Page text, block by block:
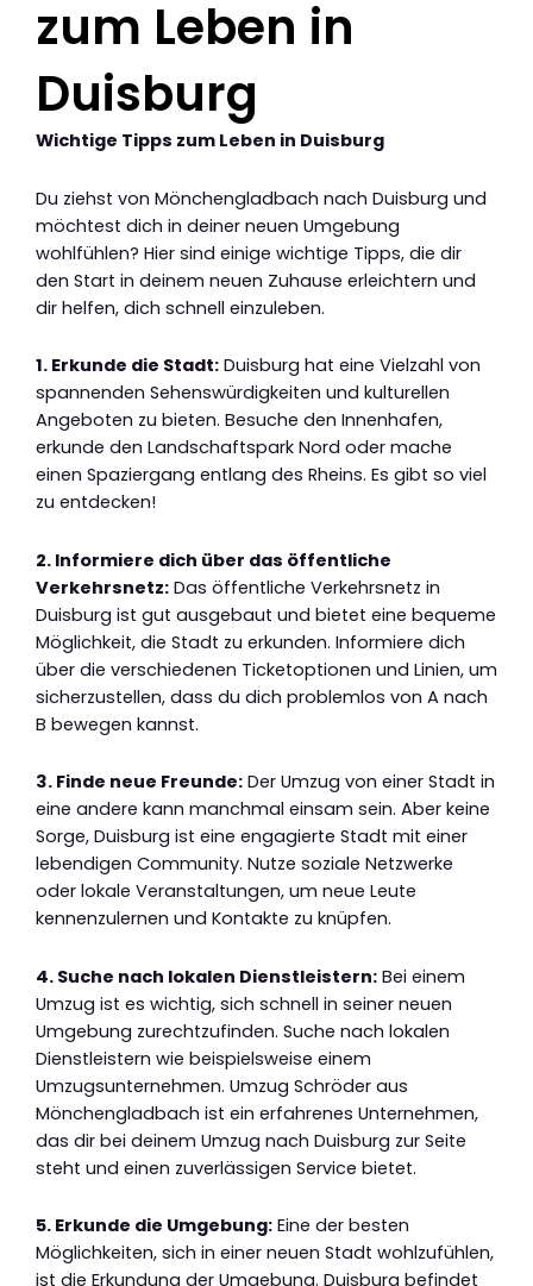
zum Leben in
Duisburg
Wichtige Tipps zum Leben in Duisburg
Du ziehst von Mönchengladbach nach Duisburg und
möchtest dich in deiner neuen Umgebung
wohlfühlen? Hier sind einige wichtige Tipps, die dir
den Start in deinem neuen Zuhause erleichtern und
dir helfen, dich schnell einzuleben.
1. Erkunde die Stadt: Duisburg hat eine Vielzahl von
spannenden Sehenswürdigkeiten und kulturellen
Angeboten zu bieten. Besuche den Innenhafen,
erkunde den Landschaftspark Nord oder mache
einen Spaziergang entlang des Rheins. Es gibt so viel
zu entdecken!
2. Informiere dich über das öffentliche
Verkehrsnetz: Das öffentliche Verkehrsnetz in
Duisburg ist gut ausgebaut und bietet eine bequeme
Möglichkeit, die Stadt zu erkunden. Informiere dich
über die verschiedenen Ticketoptionen und Linien, um
sicherzustellen, dass du dich problemlos von A nach
B bewegen kannst.
3. Finde neue Freunde: Der Umzug von einer Stadt in
eine andere kann manchmal einsam sein. Aber keine
Sorge, Duisburg ist eine engagierte Stadt mit einer
lebendigen Community. Nutze soziale Netzwerke
oder lokale Veranstaltungen, um neue Leute
kennenzulernen und Kontakte zu knüpfen.
4. Suche nach lokalen Dienstleistern: Bei einem
Umzug ist es wichtig, sich schnell in seiner neuen
Umgebung zurechtzufinden. Suche nach lokalen
Dienstleistern wie beispielsweise einem
Umzugsunternehmen. Umzug Schröder aus
Mönchengladbach ist ein erfahrenes Unternehmen,
das dir bei deinem Umzug nach Duisburg zur Seite
steht und einen zuverlässigen Service bietet.
5. Erkunde die Umgebung: Eine der besten
Möglichkeiten, sich in einer neuen Stadt wohlzufühlen,
ist die Erkundung der Umgebung. Duisburg befindet